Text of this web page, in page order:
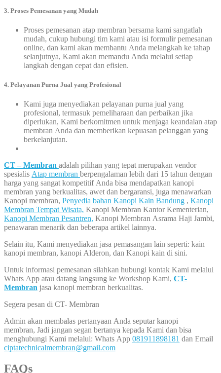
3. Proses Pemesanan yang Mudah
Proses pemesanan atap membran bersama kami sangatlah
mudah, cukup hubungi tim kami atau isi formulir pemesanan
online, dan kami akan membantu Anda melangkah ke tahap
selanjutnya, Kami akan memandu Anda melalui setiap
langkah dengan cepat dan efisien.
4. Pelayanan Purna Jual yang Profesional
Kami juga menyediakan pelayanan purna jual yang
profesional, termasuk pemeliharaan dan perbaikan jika
diperlukan, Kami berkomitmen untuk menjaga keandalan atap
membran Anda dan memberikan kepuasan pelanggan yang
berkelanjutan.
CT – Membran adalah pilihan yang tepat merupakan vendor
spesialis Atap membran berpengalaman lebih dari 15 tahun dengan
harga yang sangat kompetitif Anda bisa mendapatkan kanopi
membran yang berkualitas, awet dan bergaransi, juga menawarkan
Kanopi membran, Penyedia bahan Kanopi Kain Bandung , Kanopi
Membran Tempat Wisata, Kanopi Membran Kantor Kementerian,
Kanopi Membran Pesantren, Kanopi Membran Asrama Haji Jambi,
penawaran menarik dan beberapa artikel lainnya.
Selain itu, Kami menyediakan jasa pemasangan lain seperti: kain
kanopi membran, kanopi Alderon, dan Kanopi kain di sini.
Untuk informasi pemesanan silahkan hubungi kontak Kami melalui
Whats App atau datang langsung ke Workshop Kami, CT-
Membran jasa kanopi membran berkualitas.
Segera pesan di CT- Membran
Admin akan membalas pertanyaan Anda seputar kanopi
membran, Jadi jangan segan bertanya kepada Kami dan bisa
menghubungi Kami melalui: Whats App 081911898181 dan Email
ciptatechnicalmembran@gmail.com
FAQs